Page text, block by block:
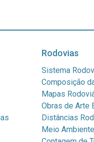
Rodovias
Sistema
Composição
Mapas
Obras de Arte
Distâncias
Meio Ambiente